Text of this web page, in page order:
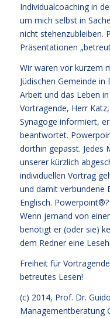
Individualcoaching in
um mich selbst in
nicht stehenzubleiben.
Präsentationen
Wir waren vor kurzem
Jüdischen Gemeinde
Arbeit und das Leben
Vortragende, Herr
Synagoge informiert,
beantwortet.
dorthin gepasst. Jedes
unserer kürzlich
individuellen Vortrag
und damit verbundene
Englisch.
Wenn jemand von
benötigt er (oder sie)
dem Redner eine
Freiheit für
betreutes Lesen!
(c) 2014, Prof. Dr.
Managementberatung